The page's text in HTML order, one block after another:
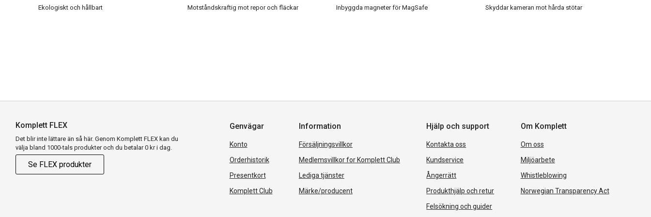
Ekologiskt och hållbart
Motståndskraftig mot repor och fläckar Inbyggda magneter för MagSafe Skyddar kameran mot hårda stötar
Komplett FLEX
Det blir inte lättare än så här. Genom Komplett FLEX kan du
välja bland 1000-tals produkter och du betalar 0 kr i dag.
Se FLEX produkter
Genvägar
Konto
Orderhistorik
Presentkort
Komplett Club
Information
Försäljningsvillkor
Medlemsvillkor for Komplett Club
Lediga tjänster
Märke/producent
Hjälp och support
Kontakta oss
Kundservice
Ångerrätt
Produkthjälp och retur
Felsökning och guider
Om Komplett
Om oss
Miljöarbete
Whistleblowing
Norwegian Transparency Act